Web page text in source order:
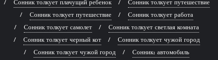
Сонник толкует плачущий ребенок
Сонник толкует путешествие
Сонник толкует путешествие
Сонник толкует работа
Сонник толкует самолет
Сонник толкует светлая комната
Сонник толкует черный кот
Сонник толкует чужой город
Сонник толкует чужой город
Сонник: автомобиль